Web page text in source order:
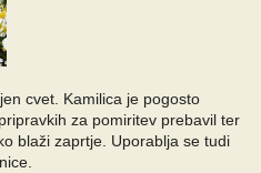
cvet. Kamilica je pogosto
za pomiritev prebavil ter
blaži zaprtje. Uporablja se tudi